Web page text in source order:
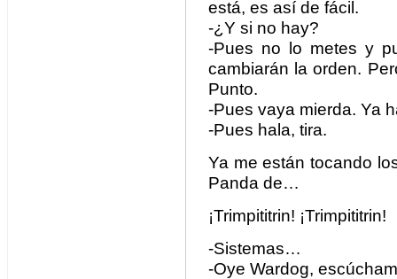
está, es así de fácil.
-¿Y si no hay?
-Pues no lo metes y
cambiarán la orden.
Punto.
-Pues vaya mierda. Ya
-Pues hala, tira.
Ya me están tocando
Panda de…
¡Trimpititrin! ¡Trimpititrin!
-Sistemas…
-Oye Wardog,